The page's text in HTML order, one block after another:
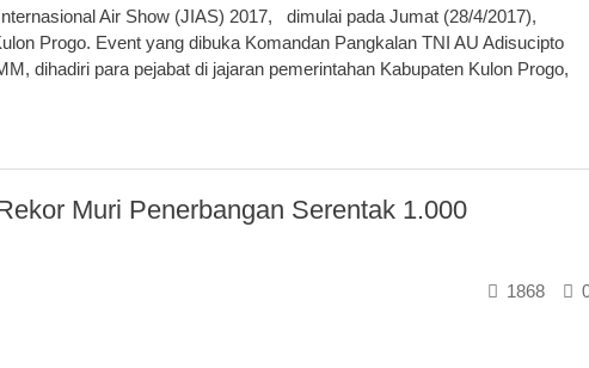
Air Show (JIAS) 2017, dimulai pada Jumat (28/4/2017),
Progo. Event yang dibuka Komandan Pangkalan TNI AU Adisucipto
dihadiri para pejabat di jajaran pemerintahan Kabupaten Kulon Progo,
Muri Penerbangan Serentak 1.000
1868